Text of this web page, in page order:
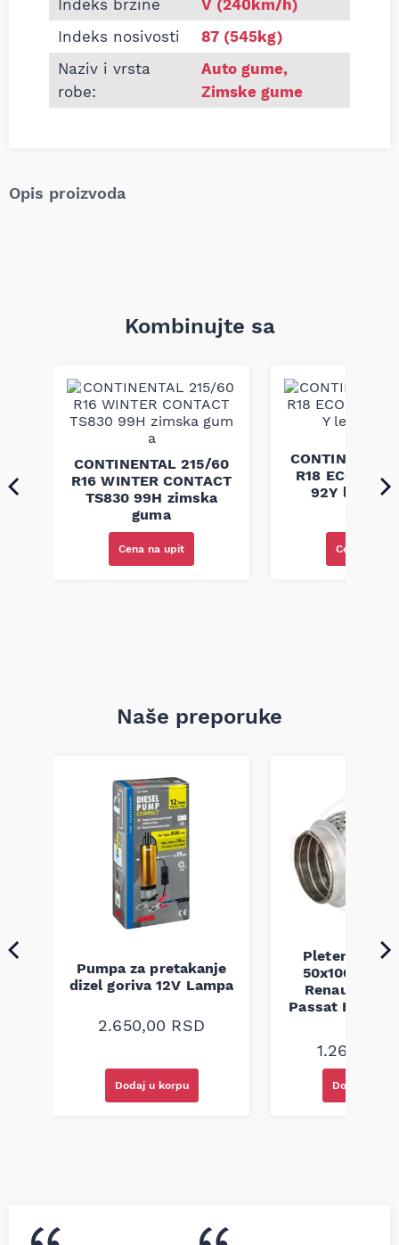
Indeks brzine
V (240km/h)
Indeks nosivosti
87 (545kg)
Naziv i vrsta
robe:
Auto gume,
Zimske gume
Opis proizvoda
Kombinujte sa
CONTINENTAL 215/60
R16 WINTER CONTACT
TS830 99H zimska
guma
Cena na upit
R18 ECO
92Y letnja
Cena na
Naše preporuke
Pumpa za pretakanje
dizel goriva 12V Lampa
2.650,00 RSD
Dodaj u korpu
Pletenica
50x100 Audi
Renault
Passat B5
1.260,00
Dodaj u